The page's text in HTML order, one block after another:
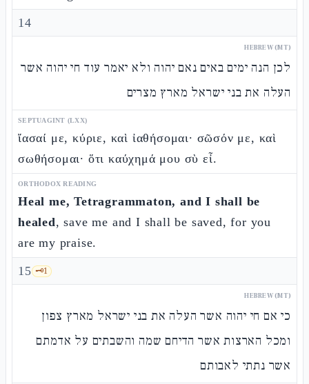
14
HEBREW (MT)
לכן הנה ימים באים נאם יהוה ולא יאמר עוד חי יהוה אשר
העלה את בני ישראל מארץ מצרים
SEPTUAGINT (LXX)
ἴασαί με, κύριε, καὶ ἰαθήσομαι· σῶσόν με, καὶ
σωθήσομαι· ὅτι καύχημά μου σὺ εἶ.
ORTHODOX READING
Heal me, Tetragrammaton, and I shall be
healed, save me and I shall be saved, for you
are my praise.
15 🗝️1
HEBREW (MT)
כי אם חי יהוה אשר העלה את בני ישראל מארץ צפון
ומכל הארצות אשר הדיחם שמה והשבתים על אדמתם
אשר נתתי לאבותם